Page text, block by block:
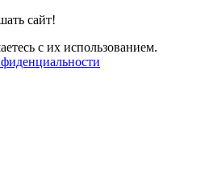
сайт!
с их использованием.